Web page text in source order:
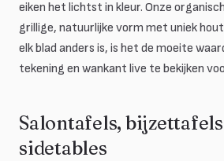
eiken het lichtst in kleur. Onze
grillige, natuurlijke vorm met uniek
elk blad anders is, is het de moeite
tekening en wankant live te bekijken
Salontafels,
sidetables